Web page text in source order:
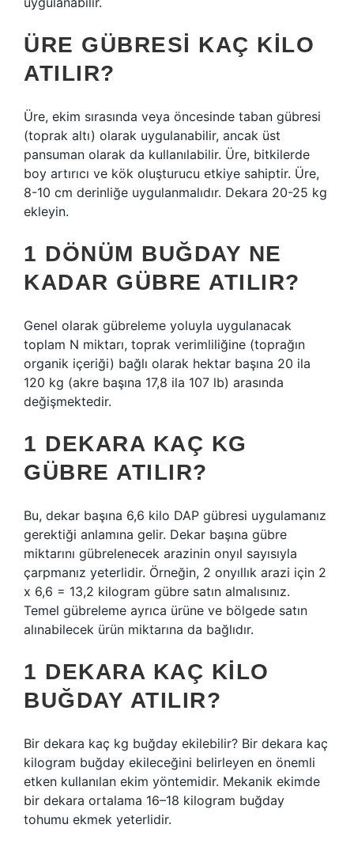
ÜRE GÜBRESI KAÇ KILO
ATILIR?
Üre, ekim sırasında veya öncesinde taban gübresi
(toprak altı) olarak uygulanabilir, ancak üst
pansuman olarak da kullanılabilir. Üre, bitkilerde
boy artırıcı ve kök oluşturucu etkiye sahiptir. Üre,
8-10 cm derinliğe uygulanmalıdır. Dekara 20-25 kg
ekleyin.
1 DÖNÜM BUĞDAY NE
KADAR GÜBRE ATILIR?
Genel olarak gübreleme yoluyla uygulanacak
toplam N miktarı, toprak verimliliğine (toprağın
organik içeriği) bağlı olarak hektar başına 20 ila
120 kg (akre başına 17,8 ila 107 lb) arasında
değişmektedir.
1 DEKARA KAÇ KG
GÜBRE ATILIR?
Bu, dekar başına 6,6 kilo DAP gübresi uygulamanız
gerektiği anlamına gelir. Dekar başına gübre
miktarını gübrelenecek arazinin onyıl sayısıyla
çarpmanız yeterlidir. Örneğin, 2 onyıllık arazi için 2
x 6,6 = 13,2 kilogram gübre satın almalısınız.
Temel gübreleme ayrıca ürüne ve bölgede satın
alınabilecek ürün miktarına da bağlıdır.
1 DEKARA KAÇ KILO
BUĞDAY ATILIR?
Bir dekara kaç kg buğday ekilebilir? Bir dekara kaç
kilogram buğday ekileceğini belirleyen en önemli
etken kullanılan ekim yöntemidir. Mekanik ekimde
bir dekara ortalama 16–18 kilogram buğday
tohumu ekmek yeterlidir.